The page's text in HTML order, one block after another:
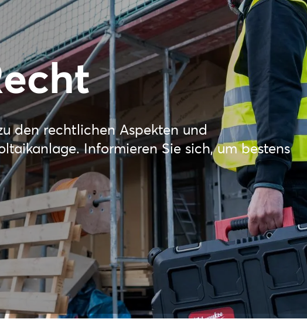
den rechtlichen Aspekten und
Informieren Sie sich, um bestens